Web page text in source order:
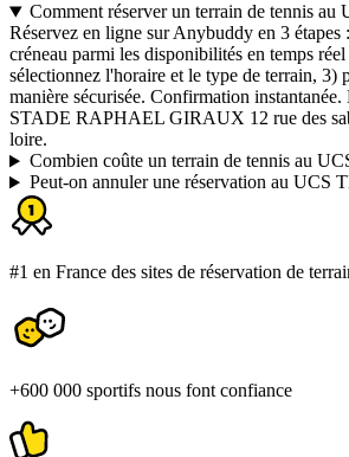
Comment réserver un terrain de tennis
Réservez en ligne sur Anybuddy en 3 étapes
créneau parmi les disponibilités en temps
sélectionnez l'horaire et le type de terrain, 3)
manière sécurisée. Confirmation instantanée.
STADE RAPHAEL GIRAUX 12 rue des
loire.
Combien coûte un terrain de tennis au
Peut-on annuler une réservation au UCS
#1 en France des sites de réservation de
+600 000 sportifs nous font confiance